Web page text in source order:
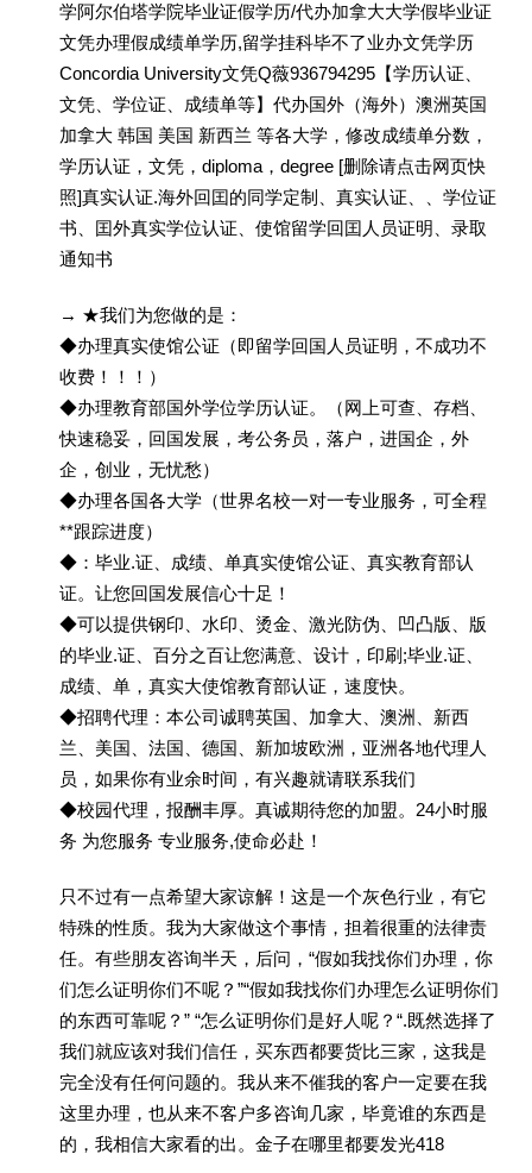
学阿尔伯塔学院毕业证假学历/代办加拿大大学假毕业证
文凭办理假成绩单学历,留学挂科毕不了业办文凭学历
Concordia University文凭Q薇936794295【学历认证、
文凭、学位证、成绩单等】代办国外（海外）澳洲英国
加拿大 韩国 美国 新西兰 等各大学，修改成绩单分数，
学历认证，文凭，diploma，degree [删除请点击网页快
照]真实认证.海外回囯的同学定制、真实认证、、学位证
书、囯外真实学位认证、使馆留学回囯人员证明、录取
通知书
→ ★我们为您做的是：
◆办理真实使馆公证（即留学回国人员证明，不成功不
收费！！！）
◆办理教育部国外学位学历认证。（网上可查、存档、
快速稳妥，回国发展，考公务员，落户，进国企，外
企，创业，无忧愁）
◆办理各国各大学（世界名校一对一专业服务，可全程
**跟踪进度）
◆：毕业.证、成绩、单真实使馆公证、真实教育部认
证。让您回国发展信心十足！
◆可以提供钢印、水印、烫金、激光防伪、凹凸版、版
的毕业.证、百分之百让您满意、设计，印刷;毕业.证、
成绩、单，真实大使馆教育部认证，速度快。
◆招聘代理：本公司诚聘英国、加拿大、澳洲、新西
兰、美国、法国、德国、新加坡欧洲，亚洲各地代理人
员，如果你有业余时间，有兴趣就请联系我们
◆校园代理，报酬丰厚。真诚期待您的加盟。24小时服
务 为您服务 专业服务,使命必赴！
只不过有一点希望大家谅解！这是一个灰色行业，有它
特殊的性质。我为大家做这个事情，担着很重的法律责
任。有些朋友咨询半天，后问，“假如我找你们办理，你
们怎么证明你们不呢？”“假如我找你们办理怎么证明你们
的东西可靠呢？” “怎么证明你们是好人呢？“.既然选择了
我们就应该对我们信任，买东西都要货比三家，这我是
完全没有任何问题的。我从来不催我的客户一定要在我
这里办理，也从来不客户多咨询几家，毕竟谁的东西是
的，我相信大家看的出。金子在哪里都要发光418